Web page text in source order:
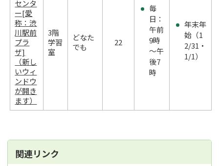
センタ
ー[愛
称：渋
川駅前
プラ
ザ]
（新し
いウィ
ンドウ
が開き
ます）
3階
学習
室
どなた
でも
22
毎
日：
午前
9時
～午
後7
時
年末年
始（1
2/31・
1/1）
関連リンク